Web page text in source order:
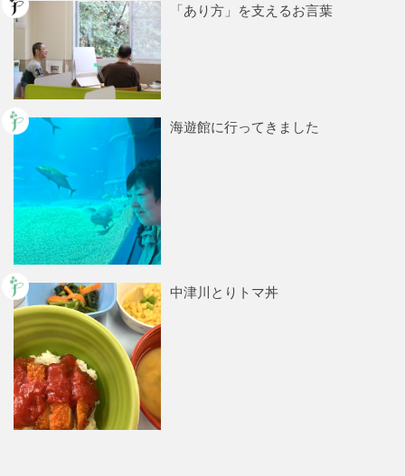
「あり方」を支えるお言葉
海遊館に行ってきました
中津川とりトマ丼